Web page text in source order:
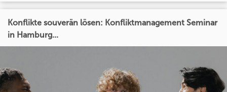
Konflikte souverän lösen: Konfliktmanagement Seminar
in Hamburg...